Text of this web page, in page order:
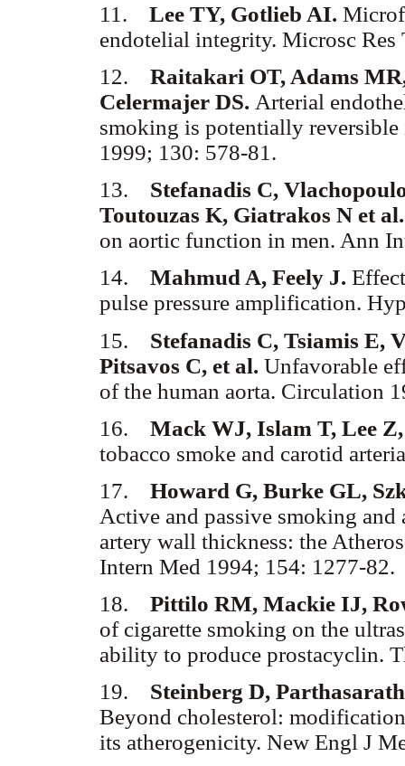
11. Lee TY, Gotlieb AI.
endotelial integrity. Microsc
12. Raitakari OT, Adams
Celermajer DS. Arterial
smoking is potentially
1999; 130: 578-81.
13. Stefanadis C,
Toutouzas K, Giatrakos N et al.
on aortic function in men. Ann
14. Mahmud A, Feely J.
pulse pressure amplification.
15. Stefanadis C, Tsiamis E,
Pitsavos C, et al. Unfavorable
of the human aorta. Circulation
16. Mack WJ, Islam T, Lee
tobacco smoke and carotid
17. Howard G, Burke GL,
Active and passive smoking and
artery wall thickness: the
Intern Med 1994; 154: 1277-82.
18. Pittilo RM, Mackie IJ,
of cigarette smoking on the
ability to produce prostacyclin.
19. Steinberg D,
Beyond cholesterol:
its atherogenicity. New Engl J